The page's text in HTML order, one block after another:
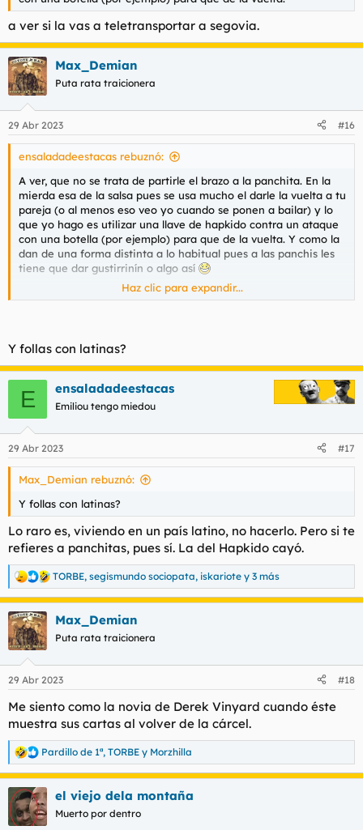
a ver si la vas a teletransportar a segovia.
Max_Demian
Puta rata traicionera
29 Abr 2023 #16
ensaladadeestacas rebuznó:
A ver, que no se trata de partirle el brazo a la panchita. En la
mierda esa de la salsa pues se usa mucho el darle la vuelta a tu
pareja (o al menos eso veo yo cuando se ponen a bailar) y lo
que yo hago es utilizar una llave de hapkido contra un ataque
con una botella (por ejemplo) para que de la vuelta. Y como la
dan de una forma distinta a lo habitual pues a las panchis les
tiene que dar gustirrinín o algo así
Sí, a clases de bachata voy a ir. No te jode
bailar en el Chicago, un pub de deseschos de tienta de aquí de
Granada. Y como no tenía ni puta idea pues hice eso y
funcionó. Hay que tener un poco de cuidado porque como no
la agarres bien, la mona puede pegar un buen hostión. Es un
movimiento parecido a esto:
para configurar cookies de terceros.
Para obtener información más detallada, consulte nuestra
página de cookies.
Aceptar cookies de terceros
La verdad que llevo bastante sin ir por allí. Pero que si se tercia
no hay problema en echarse un baile con la hermana de
@El_Tormento
Yo soy muy respetuoso con las señoritas panchitas. O no
panchita. Si no me interesa pues declino amablemente la
invitación y ya está. Y normalmente soy bastante afable y
cortés con el personal. Otra cosa es que me toquen los cojones
y ahí si se puede torcer el asunto.
Haz clic para expandir...
Y follas con latinas?
E ensaladadeestacas
Emiliou tengo miedou
29 Abr 2023 #17
Max_Demian rebuznó:
Y follas con latinas?
Lo raro es, viviendo en un país latino, no hacerlo. Pero si te
refieres a panchitas, pues sí. La del Hapkido cayó.
R
e
c
c
i
e
:
TORBE, segismundo sociopata, iskariote y 3 más
Max_Demian
Puta rata traicionera
29 Abr 2023 #18
Me siento como la novia de Derek Vinyard cuando éste
muestra sus cartas al volver de la cárcel.
R
e
a
c
c
i
Pardillo de 1ª, TORBE y Morzhilla
el viejo dela montaña
Muerto por dentro